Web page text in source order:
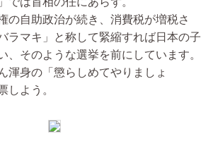
の自助政治が続き、消費税が増税さ
ラマキ」と称して緊縮すれば日本の子
、そのような選挙を前にしています。
渾身の「懲らしめてやりましょ
しよう。